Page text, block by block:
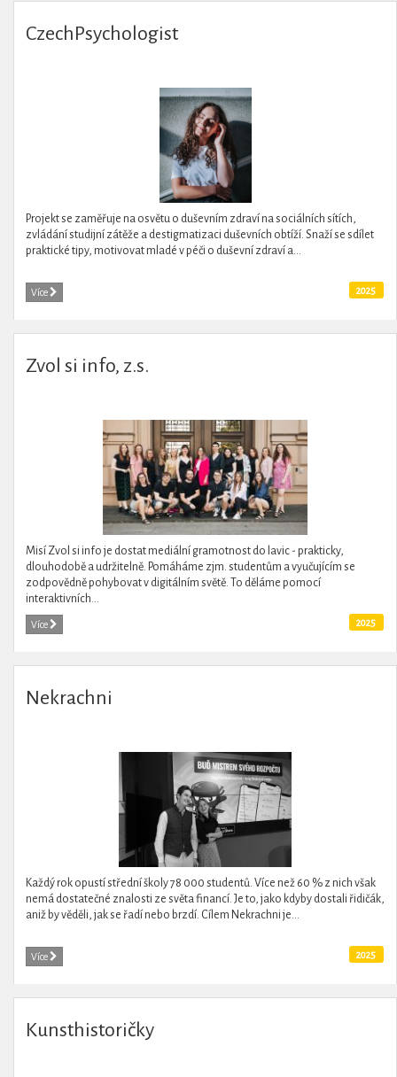
CzechPsychologist
Projekt se zaměřuje na osvětu o duševním zdraví na sociálních sítích,
zvládání studijní zátěže a destigmatizaci duševních obtíží. Snaží se sdílet
praktické tipy, motivovat mladé v péči o duševní zdraví a...
Více 2025
Zvol si info, z.s.
Misí Zvol si info je dostat mediální gramotnost do lavic - prakticky,
dlouhodobě a udržitelně. Pomáháme zjm. studentům a vyučujícím se
zodpovědně pohybovat v digitálním světě. To děláme pomocí
interaktivních...
Více 2025
Nekrachni
Každý rok opustí střední školy 78 000 studentů. Více než 60 % z nich však
nemá dostatečné znalosti ze světa financí. Je to, jako kdyby dostali řidičák,
aniž by věděli, jak se řadí nebo brzdí. Cílem Nekrachni je...
Více 2025
Kunsthistoričky